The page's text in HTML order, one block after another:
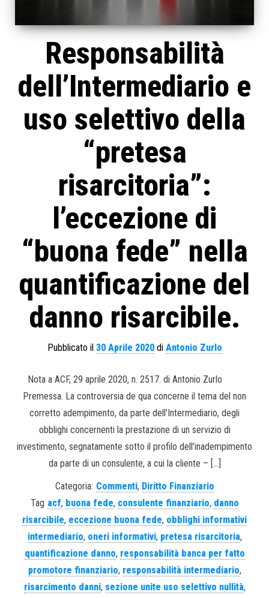
Responsabilità
dell’Intermediario e
uso selettivo della
“pretesa
risarcitoria”:
l’eccezione di
“buona fede” nella
quantificazione del
danno risarcibile.
Pubblicato il 30 Aprile 2020di Antonio Zurlo
Nota a ACF, 29 aprile 2020, n. 2517. di Antonio Zurlo
Premessa. La controversia de qua concerne il tema del non
corretto adempimento, da parte dell’Intermediario, degli
obblighi concernenti la prestazione di un servizio di
investimento, segnatamente sotto il profilo dell’inadempimento
da parte di un consulente, a cui la cliente – […]
Categoria: Commenti, Diritto Finanziario
Tag acf, buona fede, consulente finanziario, danno
risarcibile, eccezione buona fede, obblighi informativi
intermediario, oneri informativi, pretesa risarcitoria,
quantificazione danno, responsabilità banca per fatto
promotore finanziario, responsabilità intermediario,
risarcimento danni, sezione unite uso selettivo nullità,